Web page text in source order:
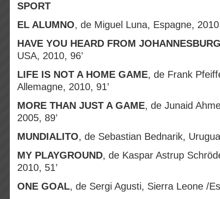
SPORT
EL ALUMNO, de Miguel Luna, Espagne,
HAVE YOU HEARD FROM
USA, 2010, 96’
LIFE IS NOT A HOME GAME, de Frank
Allemagne, 2010, 91’
MORE THAN JUST A GAME, de Junaid
2005, 89’
MUNDIALITO, de Sebastian Bednarik,
MY PLAYGROUND, de Kaspar Astrup
2010, 51’
ONE GOAL, de Sergi Agusti, Sierra Leone /